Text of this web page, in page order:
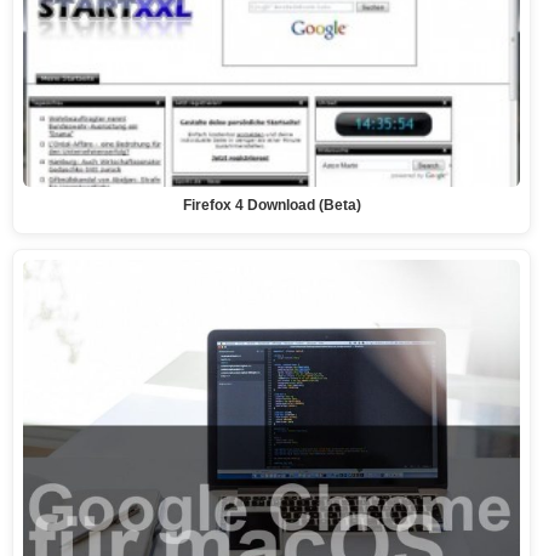
Firefox 4 Download (Beta)